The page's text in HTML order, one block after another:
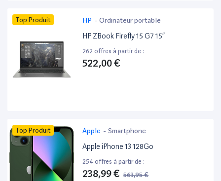
Top Produit HP - Ordinateur portable
HP ZBook Firefly 15 G7 15”
262 offres à partir de :
522,00 €
Top Produit Apple - Smartphone
Apple iPhone 13 128Go
254 offres à partir de :
238,99 € 563,95 €